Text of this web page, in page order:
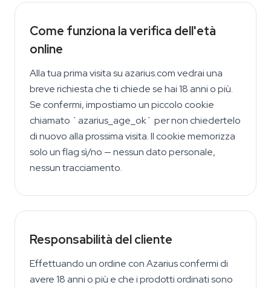
Come funziona la verifica dell'età
online
Alla tua prima visita su azarius.com vedrai una
breve richiesta che ti chiede se hai 18 anni o più.
Se confermi, impostiamo un piccolo cookie
chiamato `azarius_age_ok` per non chiedertelo
di nuovo alla prossima visita. Il cookie memorizza
solo un flag sì/no — nessun dato personale,
nessun tracciamento.
Responsabilità del cliente
Effettuando un ordine con Azarius confermi di
avere 18 anni o più e che i prodotti ordinati sono